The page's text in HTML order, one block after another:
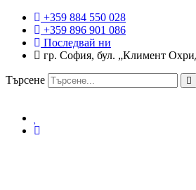
+359 884 550 028
+359 896 901 086
Последвай ни
гр. София, бул. „Климент
Търсене